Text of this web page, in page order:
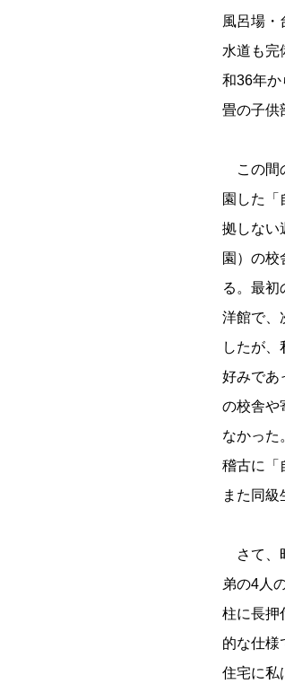
風呂場・
水道も完
和36年か
畳の子供
この間
園した「
拠しない
園）の校
る。最初
洋館で、
したが
好みであ
の校舎や
なかった
稽古に「
また同級
さて、
弟の4人
柱に長押
的な仕様
住宅に私